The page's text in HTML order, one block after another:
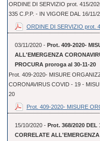
ORDINE DI SERVIZIO prot. 415/
335 C.P.P. - IN VIGORE DAL 16/11/
ORDINE DI SERVIZIO prot.
03/11/2020 - Prot. 409-2020-
ALL'EMERGENZA
PROCURA proroga al 30-11-20
Prot. 409-2020- MISURE
CORONAVIRUS COVID - 19 -
20
Prot. 409-2020- MISURE
15/10/2020 - Prot. 368/2020 DEL
CORRELATE